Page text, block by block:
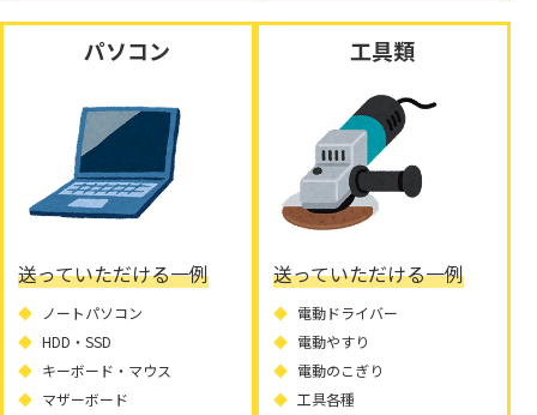
パソコン
送っていただける一例
ノートパソコン
HDD・SSD
キーボード・マウス
マザーボード
工具類
送っていただける一例
電動ドライバー
電動やすり
電動のこぎり
工具各種